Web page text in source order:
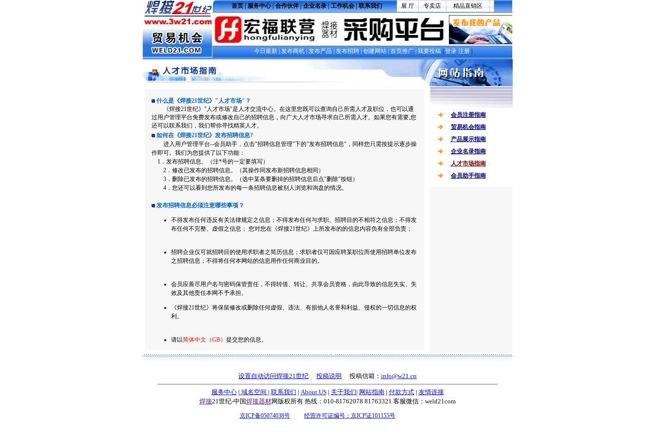
什么是《焊接21世纪》"人才市场"？
《焊接21世纪》"人才市场"是人才交流中心。在这里您既可以查询自己所需人才及职位，也可以通
过用户管理平台免费发布或修改自己的招聘信息，向广大人才市场寻求自己所需人才。如果您有需要,您
还可以联系我们，我们帮你寻找精英人才。
如何在《焊接21世纪》发布招聘信息?
进入用户管理平台--会员助手，点击"招聘信息管理"下的"发布招聘信息"，同样您只需按提示逐步操
作即可。我们为您提供了以下功能：
1．发布招聘信息。（注*号的一定要填写）
2．修改已发布的招聘信息。（其操作同发布新招聘信息相同）
3．删除已发布的招聘信息。（选中某条要删掉的招聘信息后点"删除"按钮）
4．您还可以看到您所发布的每一条招聘信息被别人浏览和询盘的情况。
发布招聘信息必须注意哪些事项？
不得发布任何违反有关法律规定之信息；不得发布任何与求职、招聘目的不相符之信息；不得发
布任何不完整、虚假之信息； 您对您在《焊接21世纪》上所发布的的信息内容负有全部负责；
招聘企业仅可就招聘目的使用求职者之简历信息；求职者仅可因应聘某职位而使用招聘单位发布
之招聘信息；不得将任何本网站的信息用作任何商业目的。
会员应善尽用户名与密码保管责任，不得转借、转让、共享会员资格，由此导致的信息失实、失
效及其他责任本网不予承担。
《焊接21世纪》将保留修改或删除任何虚假、违法、有损他人名誉和利益、侵权的一切信息的权
利。
请以简体中文（GB） 提交您的信息。
会员注册指南
贸易机会指南
产品展示指南
企业名录指南
人才市场指南
会员助手指南
设置自动访问焊接21世纪 投稿说明 投稿信箱： info@w21.cn
服务中心| 域名空间 | 联系我们 | About US| 关于我们| 网站指南| 付款方式| 友情连接
焊接21世纪-中国焊接器材网版权所有 热线：010-81762078 81763321 客服微信：weld21com
京ICP备05074038号 经营许可证编号：京ICP证101155号